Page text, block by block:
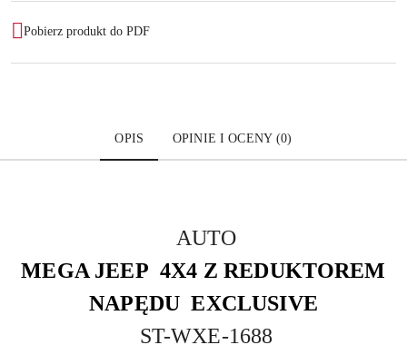
Pobierz produkt do PDF
OPIS OPINIE I OCENY (0)
AUTO
MEGA JEEP 4X4 Z REDUKTOREM
NAPĘDU EXCLUSIVE
ST-WXE-1688